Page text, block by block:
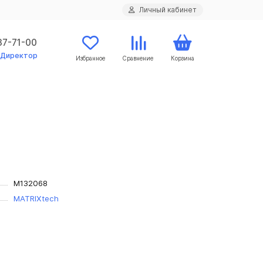
Личный кабинет
71-00
Директор Избранное Сравнение Корзина
M132068
MATRIXtech